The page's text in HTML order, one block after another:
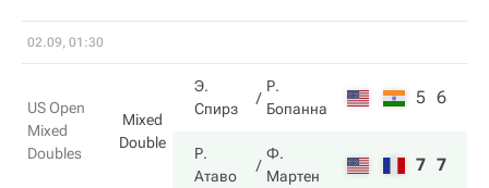
02.09, 01:30
US Open
Mixed
Doubles
Mixed
Double
Э.
Спирз
Р.
Бопанна
5 6
Р.
Атаво
Ф.
Мартен
7 7